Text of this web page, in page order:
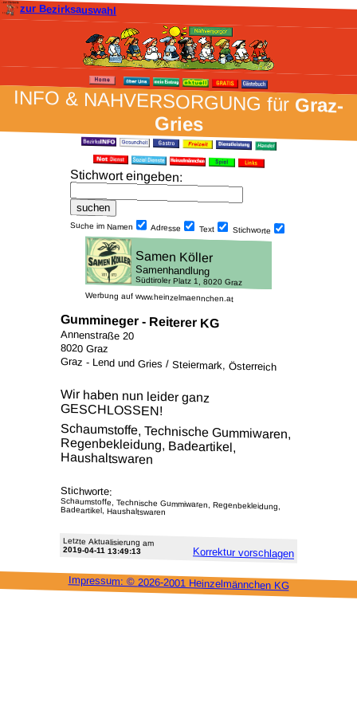
zur Bezirksauswahl
INFO & NAH­VER­SORG­UNG fürGraz-
Gries
Stich­wort ein­geben:
Suche im Namen Adresse Text Stich­worte
Werbung auf www.heinzelmaennchen.at
Gummineger - Reiterer KG
Annenstraße 20
8020 Graz
Graz - Lend und Gries / Steiermark, Österreich
Wir haben nun leider ganz
GESCHLOSSEN!
Schaumstoffe, Technische Gummiwaren,
Regenbekleidung, Badeartikel,
Haushaltswaren
Stichworte:
Schaumstoffe, Technische Gummiwaren, Regenbekleidung,
Badeartikel, Haushaltswaren
Letzte Aktu­alisie­rung am
2019-04-11 13:49:13 Korrektur vor­schlagen
Impressum: © 2026-2001 Heinzel­männchen KG